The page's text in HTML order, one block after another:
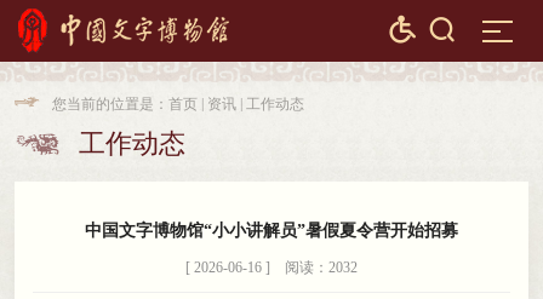
 
 工作动态
 您当前的位置是： 首页 资讯 工作动态
中国文字博物馆“小小讲解员”暑假夏令营开始招募
[ 2026-06-16 ] 阅读：2032